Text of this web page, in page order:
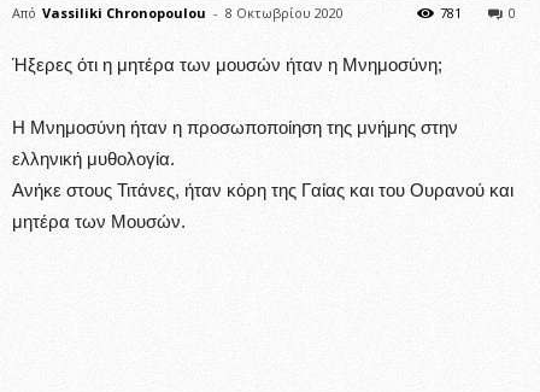
Από Vassiliki Chronopoulou - 8 Οκτωβρίου 2020 0
781
Ήξερες ότι η μητέρα των μουσών ήταν η Μνημοσύνη;
H Μνημοσύνη ήταν η προσωποποίηση της μνήμης στην
ελληνική μυθολογία.
Ανήκε στους Τιτάνες, ήταν κόρη της Γαίας και του Ουρανού και
μητέρα των Μουσών.